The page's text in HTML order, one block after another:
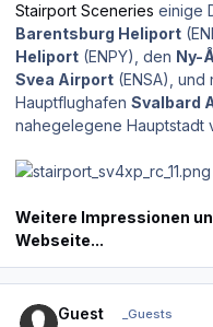
Stairport Sceneries einige
Barentsburg Heliport
Heliport (ENPY), den Ny-
Svea Airport (ENSA), und
Hauptflughafen Svalbard
nahegelegene Hauptstadt
Weitere Impressionen
Webseite...
Guest _Guests